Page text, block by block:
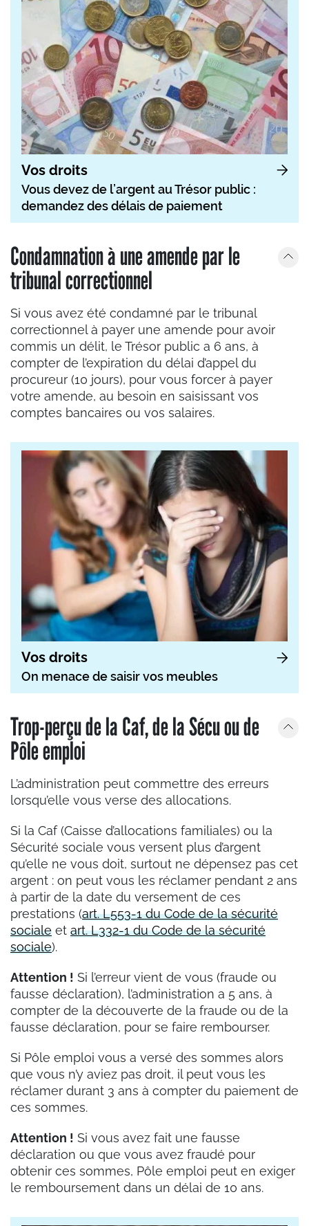
Vos droits
Vous devez de l’argent au Trésor public :
demandez des délais de paiement
Condamnation à une amende par le
tribunal correctionnel
Si vous avez été condamné par le tribunal
correctionnel à payer une amende pour avoir
commis un délit, le Trésor public a 6 ans, à
compter de l’expiration du délai d’appel du
procureur (10 jours), pour vous forcer à payer
votre amende, au besoin en saisissant vos
comptes bancaires ou vos salaires.
Vos droits
On menace de saisir vos meubles
Trop-perçu de la Caf, de la Sécu ou de
Pôle emploi
L’administration peut commettre des erreurs
lorsqu’elle vous verse des allocations.
Si la Caf (Caisse d’allocations familiales) ou la
Sécurité sociale vous versent plus d’argent
qu’elle ne vous doit, surtout ne dépensez pas cet
argent : on peut vous les réclamer pendant 2 ans
à partir de la date du versement de ces
prestations (art. L553-1 du Code de la sécurité
sociale et art. L332-1 du Code de la sécurité
sociale).
Attention ! Si l’erreur vient de vous (fraude ou
fausse déclaration), l’administration a 5 ans, à
compter de la découverte de la fraude ou de la
fausse déclaration, pour se faire rembourser.
Si Pôle emploi vous a versé des sommes alors
que vous n’y aviez pas droit, il peut vous les
réclamer durant 3 ans à compter du paiement de
ces sommes.
Attention ! Si vous avez fait une fausse
déclaration ou que vous avez fraudé pour
obtenir ces sommes, Pôle emploi peut en exiger
le remboursement dans un délai de 10 ans.